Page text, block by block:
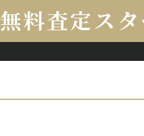
無料査定ス